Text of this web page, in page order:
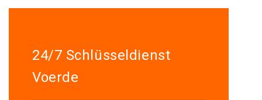
24/7 Schlüsseldienst
Voerde